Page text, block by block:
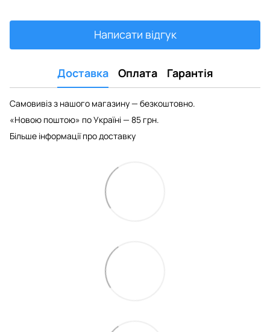
Написати відгук
Доставка Оплата Гарантія
Самовивіз з нашого магазину — безкоштовно.
«Новою поштою» по Україні — 85 грн.
Більше інформації про доставку